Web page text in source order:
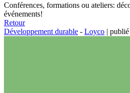
Conférences, formations ou ateliers:
événements!
Retour
Développement durable - Loyco |